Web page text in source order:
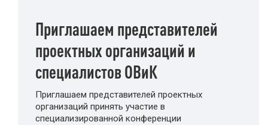
Приглашаем представителей
проектных организаций и
специалистов ОВиК
Приглашаем представителей проектных
организаций принять участие в
специализированной конференции